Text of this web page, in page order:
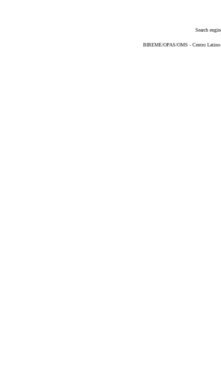
Search
BIREME/OPAS/OMS - Centro Latino-